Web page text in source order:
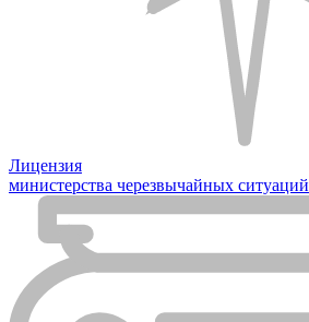
Лицензия
министерства черезвычайных ситуаций